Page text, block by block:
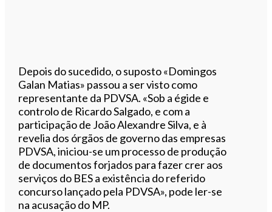
Depois do sucedido, o suposto «Domingos
Galan Matias» passou a ser visto como
representante da PDVSA. «Sob a égide e
controlo de Ricardo Salgado, e com a
participação de João Alexandre Silva, e à
revelia dos órgãos de governo das empresas
PDVSA, iniciou-se um processo de produção
de documentos forjados para fazer crer aos
serviços do BES a existência do referido
concurso lançado pela PDVSA», pode ler-se
na acusação do MP.